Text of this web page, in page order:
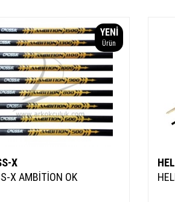
YENI
Ürün
X
X AMBİTİON OK